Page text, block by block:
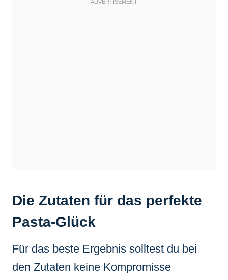
Die Zutaten für das perfekte
Pasta-Glück
Für das beste Ergebnis solltest du bei
den Zutaten keine Kompromisse